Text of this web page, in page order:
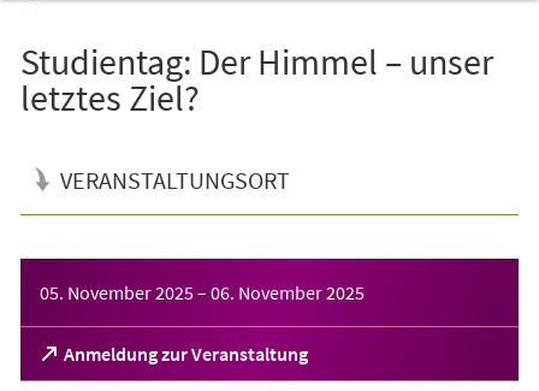
Studientag: Der Himmel – unser
letztes Ziel?
VERANSTALTUNGSORT
05. November 2025– 06. November 2025
Anmeldung zur Veranstaltung
(Öffnet
in